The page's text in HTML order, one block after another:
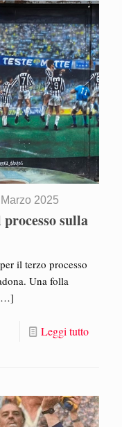
2025
sulla
il terzo processo
Una folla
Leggi tutto